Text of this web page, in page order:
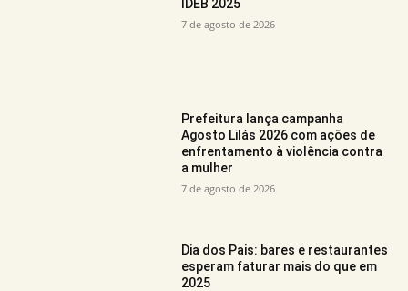
IDEB 2025
7 de agosto de 2026
Prefeitura lança campanha
Agosto Lilás 2026 com ações de
enfrentamento à violência contra
a mulher
7 de agosto de 2026
Dia dos Pais: bares e restaurantes
esperam faturar mais do que em
2025